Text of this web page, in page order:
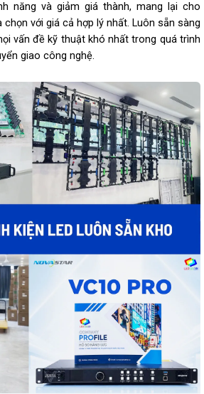
năng và giảm giá thành, mang lại cho
với giá cả hợp lý nhất. Luôn sẵn sàng
vấn đề kỹ thuật khó nhất trong quá trình
giao công nghệ.